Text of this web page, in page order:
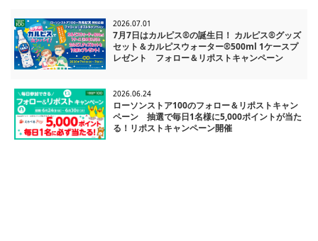
2026.07.01
7月7日はカルピス®の誕生日！ カルピス®グッズ
セット＆カルピスウォーター®500ml 1ケースプ
レゼント フォロー＆リポストキャンペーン
2026.06.24
ローソンストア100のフォロー＆リポストキャン
ペーン 抽選で毎日1名様に5,000ポイントが当た
る！リポストキャンペーン開催